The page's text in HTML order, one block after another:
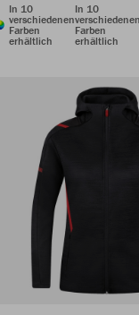
In 10
verschiedenen
Farben
erhältlich
In 10
Farben
erhältlich